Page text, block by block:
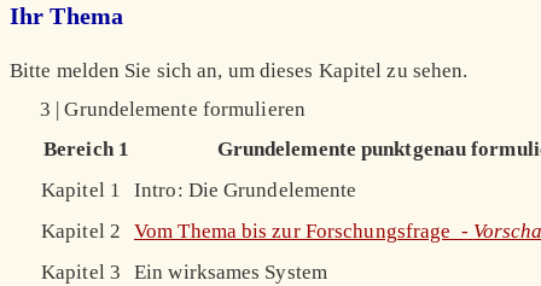
Ihr Thema
Bitte melden Sie sich an, um dieses Kapitel zu sehen.
3 | Grundelemente formulieren
Bereich 1
Grundelemente punktgenau
Kapitel 1
Intro: Die Grundelemente
Kapitel 2
Vom Thema bis zur Forschungsfrage -
Kapitel 3
Ein wirksames System